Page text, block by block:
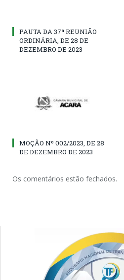
PAUTA DA 37ª REUNIÃO
ORDINÁRIA, DE 28 DE
DEZEMBRO DE 2023
MOÇÃO Nº 002/2023, DE 28
DE DEZEMBRO DE 2023
Os comentários estão fechados.